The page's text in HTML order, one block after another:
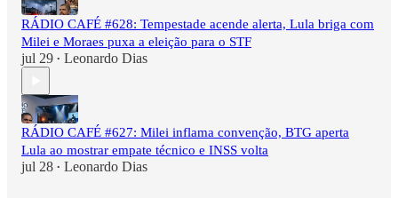
RÁDIO CAFÉ #628: Tempestade acende alerta, Lula briga com
Milei e Moraes puxa a eleição para o STF
jul 29 • Leonardo Dias
RÁDIO CAFÉ #627: Milei inflama convenção, BTG aperta
Lula ao mostrar empate técnico e INSS volta
jul 28 • Leonardo Dias